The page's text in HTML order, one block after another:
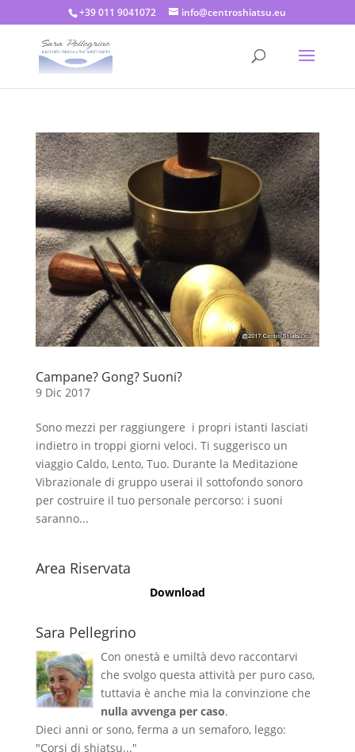
+39 011 9041072 info@centroshiatsu.eu
Campane? Gong? Suoni?
9 Dic 2017
Sono mezzi per raggiungere i propri istanti lasciati
indietro in troppi giorni veloci. Ti suggerisco un
viaggio Caldo, Lento, Tuo. Durante la Meditazione
Vibrazionale di gruppo userai il sottofondo sonoro
per costruire il tuo personale percorso: i suoni
saranno...
Area Riservata
Download
Sara Pellegrino
Con onestà e umiltà devo raccontarvi
che svolgo questa attività per puro caso,
tuttavia è anche mia la convinzione che
nulla avvenga per caso.
Dieci anni or sono, ferma a un semaforo, leggo:
"Corsi di shiatsu..."